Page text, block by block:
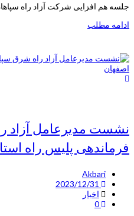
جلسه هم افزایی شرکت آزاد راه
ادامه مطلب
نشست مدیرعامل آزاد
فرماندهی پلیس راه
Akbari
اخبار